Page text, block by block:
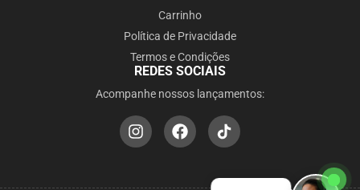
Carrinho
Política de Privacidade
Termos e Condições
REDES SOCIAIS
Acompanhe nossos lançamentos: